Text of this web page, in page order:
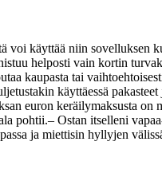
käyttää niin
helposti vain kortin
kaupasta tai
käyttäessä
euron keräilymaksusta
pohtii.– Ostan itselleni
ja miettisin hyllyjen